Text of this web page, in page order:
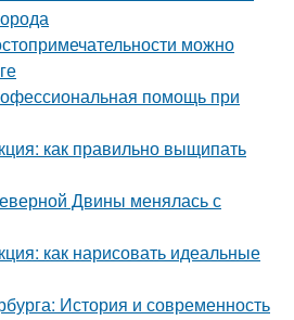
можно
помощь при
как правильно выщипать
Двины менялась с
как нарисовать идеальные
История и современность